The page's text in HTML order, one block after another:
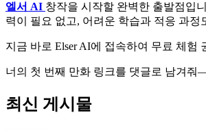
엘서 AI 창작을 시작할 완벽한 출발점입
력이 필요 없고, 어려운 학습과 적응 과
지금 바로 Elser AI에 접속하여 무료 체
너의 첫 번째 만화 링크를 댓글로 남겨
최신 게시물